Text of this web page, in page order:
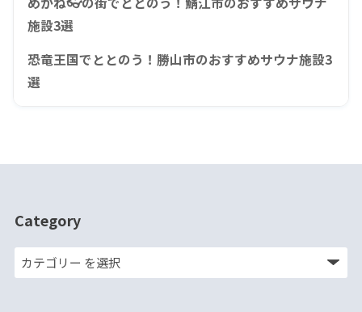
施設3選
恐竜王国でととのう！勝山市のおすすめサウナ施設3
選
Category